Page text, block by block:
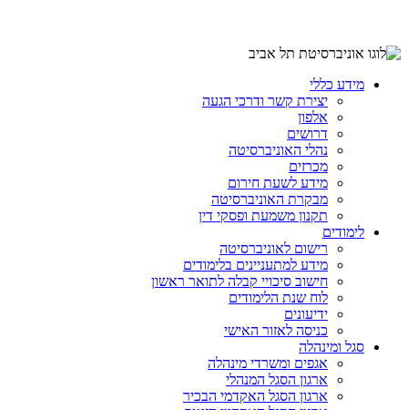
מידע כללי
יצירת קשר ודרכי הגעה
אלפון
דרושים
נהלי האוניברסיטה
מכרזים
מידע לשעת חירום
מבקרת האוניברסיטה
תקנון משמעת ופסקי דין
לימודים
רישום לאוניברסיטה
מידע למתעניינים בלימודים
חישוב סיכויי קבלה לתואר ראשון
לוח שנת הלימודים
ידיעונים
כניסה לאזור האישי
סגל ומינהלה
אגפים ומשרדי מינהלה
ארגון הסגל המנהלי
ארגון הסגל האקדמי הבכיר